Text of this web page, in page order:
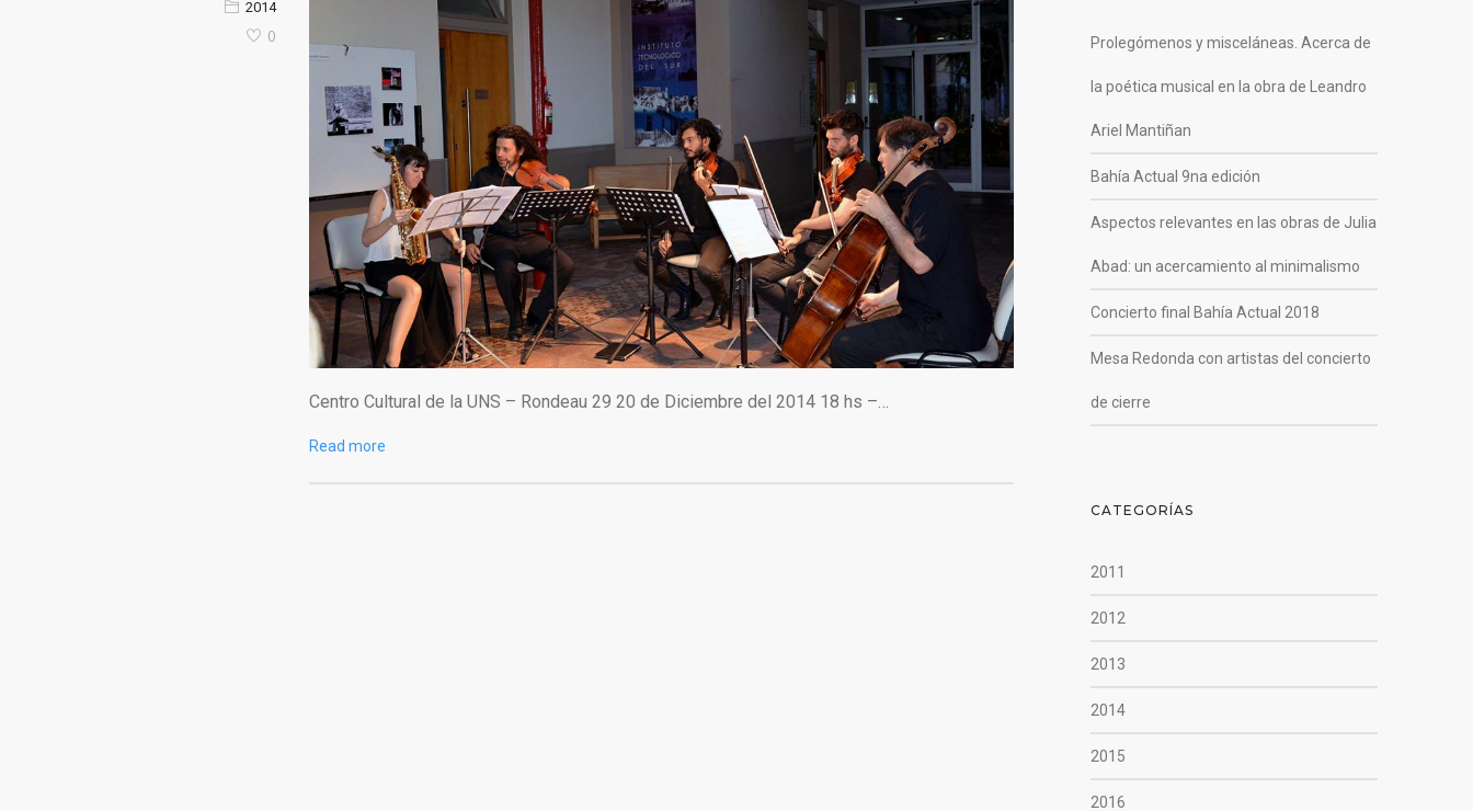
2014
0
Centro Cultural de la UNS – Rondeau 29 20 de Diciembre del 2014 18 hs –…
Read more
Prolegómenos y misceláneas. Acerca de
la poética musical en la obra de Leandro
Ariel Mantiñan
Bahía Actual 9na edición
Aspectos relevantes en las obras de Julia
Abad: un acercamiento al minimalismo
Concierto final Bahía Actual 2018
Mesa Redonda con artistas del concierto
de cierre
CATEGORÍAS
2011
2012
2013
2014
2015
2016